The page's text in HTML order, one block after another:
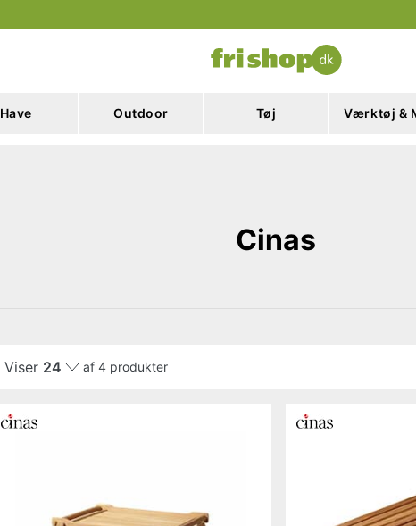
Have Outdoor Tøj Værktøj &
Cinas
Viser 24 af 4 produkter